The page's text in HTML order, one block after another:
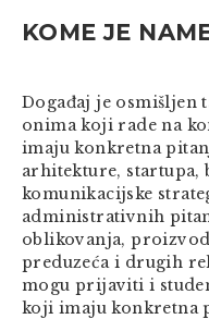
KOME JE
Događaj je osmišljen
onima koji rade na
imaju konkretna
arhitekture, startupa,
komunikacijske
administrativnih
oblikovanja,
preduzeća i drugih
mogu prijaviti i
koji imaju konkretna